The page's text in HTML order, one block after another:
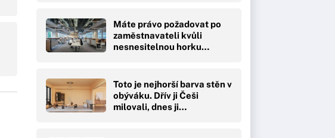
Máte právo požadovat po
zaměstnavateli kvůli
nesnesitelnou horku…
Toto je nejhorší barva stěn v
obýváku. Dřív ji Češi
milovali, dnes ji…